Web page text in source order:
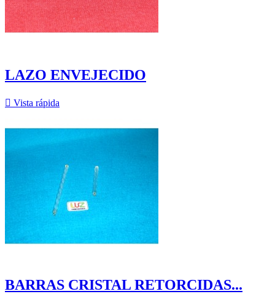
LAZO ENVEJECIDO
 Vista rápida
BARRAS CRISTAL RETORCIDAS...